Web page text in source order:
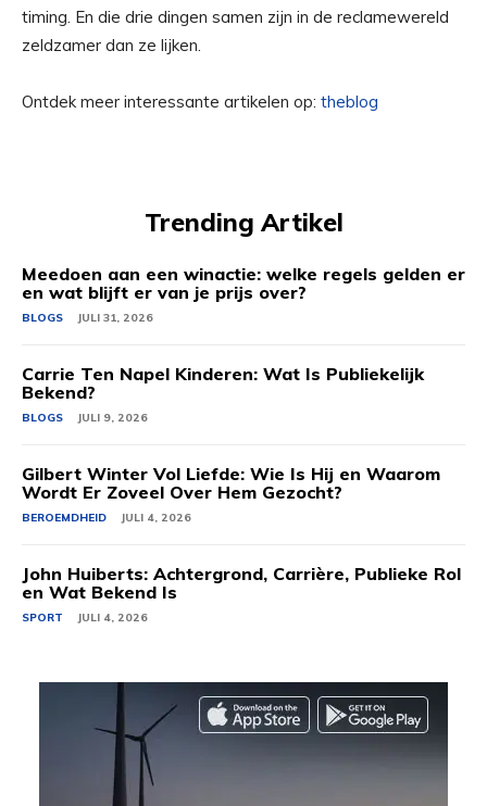
timing. En die drie dingen samen zijn in de reclamewereld
zeldzamer dan ze lijken.
Ontdek meer interessante artikelen op: theblog
Trending Artikel
Meedoen aan een winactie: welke regels gelden er
en wat blijft er van je prijs over?
BLOGS JULI 31, 2026
Carrie Ten Napel Kinderen: Wat Is Publiekelijk
Bekend?
BLOGS JULI 9, 2026
Gilbert Winter Vol Liefde: Wie Is Hij en Waarom
Wordt Er Zoveel Over Hem Gezocht?
BEROEMDHEID JULI 4, 2026
John Huiberts: Achtergrond, Carrière, Publieke Rol
en Wat Bekend Is
SPORT JULI 4, 2026